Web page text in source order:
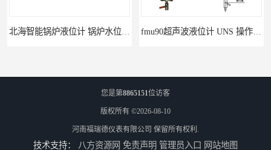
北海智能锅炉液位计 锅炉水位计厂商 自动适应自动校准 fmu90超声波液位计 UNS 操作简单
您是第8865151位访客
版权所有 ©2026-08-10
河南福瑞德仪表有限公司 保留所有权利.
技术支持： 八方资源网 免责声明 管理员入口 网站地图